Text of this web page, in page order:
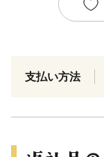
支払い方法